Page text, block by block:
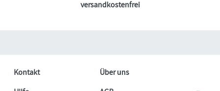
versandkostenfrei
Kontakt
Über uns